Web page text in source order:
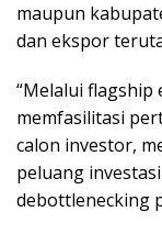
maupun
dan ekspor
“Melalui flagship
memfasilitasi
calon investor,
peluang
debottlenecking